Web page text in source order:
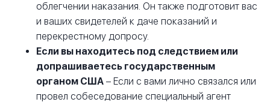
облегчении наказания. Он также подготовит вас
и ваших свидетелей к даче показаний и
перекрестному допросу.
Если вы находитесь под следствием или
допрашиваетесь государственным
органом США – Если с вами лично связался или
провел собеседование специальный агент